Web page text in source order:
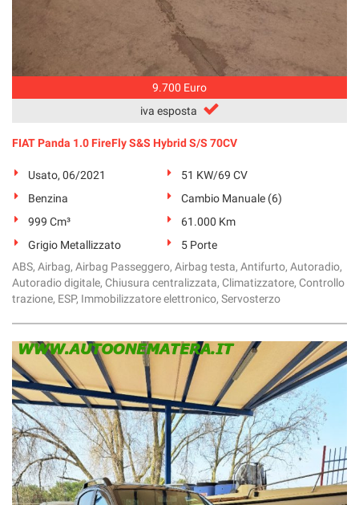
9.700 Euro
iva esposta
FIAT Panda 1.0 FireFly S&S Hybrid S/S 70CV
Usato, 06/2021
51 KW/69 CV
Benzina
Cambio Manuale (6)
999 Cm³
61.000 Km
Grigio Metallizzato
5 Porte
ABS, Airbag, Airbag Passeggero, Airbag testa, Antifurto, Autoradio,
Autoradio digitale, Chiusura centralizzata, Climatizzatore, Controllo
trazione, ESP, Immobilizzatore elettronico, Servosterzo